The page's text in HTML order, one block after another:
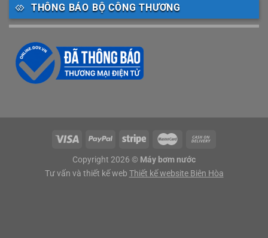
THÔNG BÁO BỘ CÔNG THƯƠNG
Copyright 2026 © Máy bơm nước
Tư vấn và thiết kế web Thiết kế website Biên Hòa